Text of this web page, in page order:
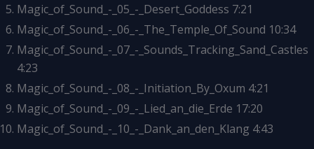
Magic_of_Sound_-_05_-_Desert_Goddess 7:21
Magic_of_Sound_-_06_-_The_Temple_Of_Sound 10:34
Magic_of_Sound_-_07_-_Sounds_Tracking_Sand_Castles
4:23
Magic_of_Sound_-_08_-_Initiation_By_Oxum 4:21
Magic_of_Sound_-_09_-_Lied_an_die_Erde 17:20
Magic_of_Sound_-_10_-_Dank_an_den_Klang 4:43